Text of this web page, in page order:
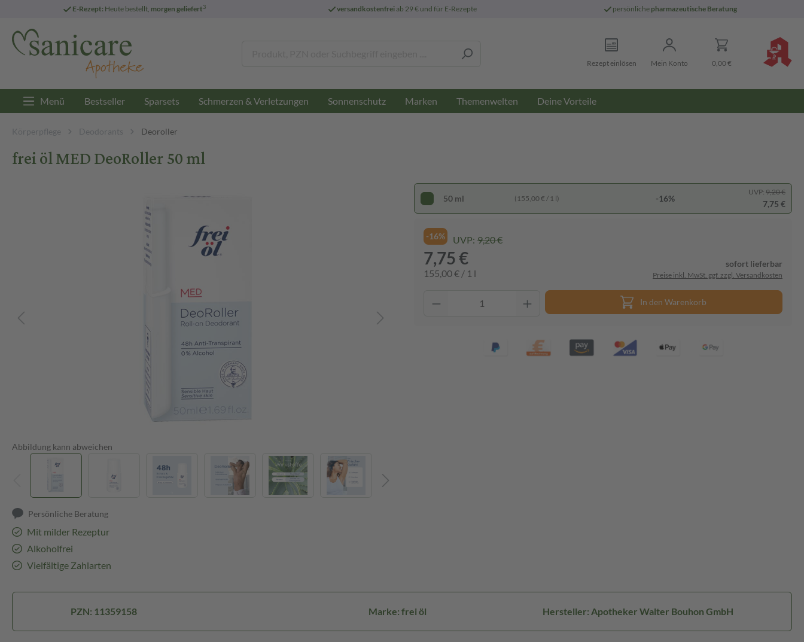
E-Rezept: Heute bestellt, morgen geliefert3 versandkostenfreiab 29 € und für E-Rezepte persönliche pharmazeutische Beratung
Rezept einlösen Mein Konto 0,00 €
Menü Bestseller Sparsets Schmerzen & Verletzungen Sonnenschutz Marken Themenwelten Deine Vorteile
Körperpflege Deodorants Deoroller
frei öl MED DeoRoller 50 ml
Abbildung kann abweichen
Persönliche Beratung
Mit milder Rezeptur
Alkoholfrei
Vielfältige Zahlarten
50 ml (155,00 € / 1 l) -16%
UVP: 9,20 €
7,75 €
-16% UVP: 9,20 €
7,75 €
155,00 € / 1 l
sofort lieferbar
Preise inkl. MwSt. ggf. zzgl. Versandkosten
In den Warenkorb
PZN: 11359158 Marke: frei öl Hersteller: Apotheker Walter Bouhon GmbH